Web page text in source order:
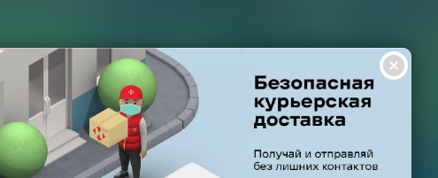
ОПЛАТА І ДОСТАВКА
ПРО НАС
ГАРАНТІЯ ТА ПОВЕРНЕННЯ
ЧАСТО ЗАДАВАНІ ПИТАННЯ
УМОВИ ВИКОРИСТАННЯ САЙТУ
ГРАФІК РОБОТИ
Пн-Пт: з 8:00 до 21:00
Субота: з 9:00 до 20:00
Неділя: з 10:00 до 19:00